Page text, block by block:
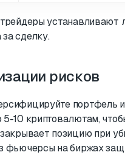
устанавливают
сделку.
рисков
портфель
10 криптовалютам,
позицию при
фьючерсы на биржах